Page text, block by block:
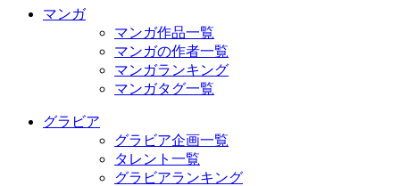
マンガ
マンガ作品一覧
マンガの作者一覧
マンガランキング
マンガタグ一覧
グラビア
グラビア企画一覧
タレント一覧
グラビアランキング